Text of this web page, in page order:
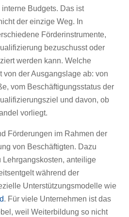
Budgets. Das ist
der einzige Weg. In
Förderinstrumente,
bezuschusst oder
werden kann. Welche
von der Ausgangslage ab: von
vom Beschäftigungsstatus der
und davon, ob
vorliegt.
Förderungen im Rahmen der
von Beschäftigten. Dazu
Lehrgangskosten, anteilige
während der
Unterstützungsmodelle wie
. Für viele Unternehmen ist das
weil Weiterbildung so nicht